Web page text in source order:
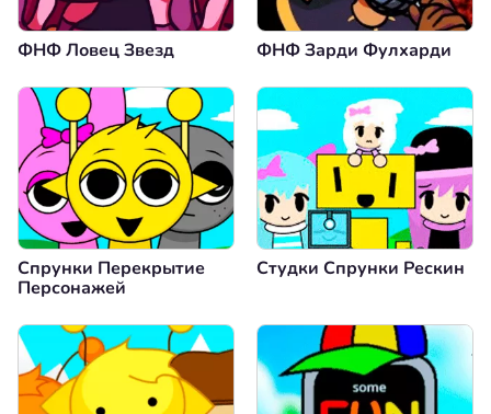
ФНФ Ловец Звезд ФНФ Зарди Фулхарди
Спрунки Перекрытие
Персонажей
Студки Спрунки Рескин